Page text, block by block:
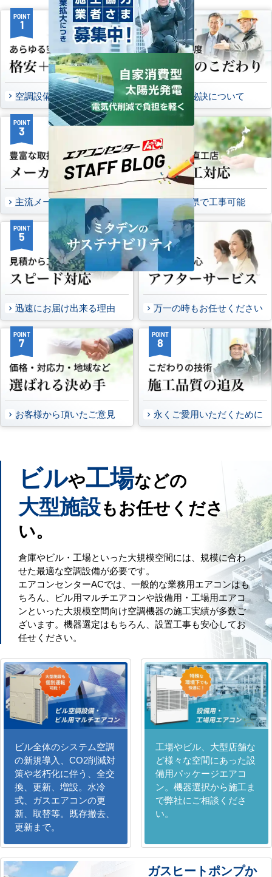
POINT
1
空調設備のご提案について
POINT
2
選ばれる秘訣について
POINT
3
主流メーカーを全取扱可能
4
47都道府県で工事可能
POINT
5
迅速にお届け出来る理由
POINT
6
万一の時もお任せください
POINT
7
お客様から頂いたご意見
POINT
8
永くご愛用いただくために
ビルや工場などの
大型施設もお任せくださ
い。
倉庫やビル・工場といった大規模空間には、規模に合わ
せた最適な空調設備が必要です。
エアコンセンターACでは、一般的な業務用エアコンはも
ちろん、ビル用マルチエアコンや設備用・工場用エアコ
ンといった大規模空間向け空調機器の施工実績が多数ご
ざいます。機器選定はもちろん、設置工事も安心してお
任せください。
ビル全体のシステム空調
の新規導入、CO2削減対
策や老朽化に伴う、全交
換、更新、増設。水冷
式、ガスエアコンの更
新、取替等。既存撤去、
更新まで。
工場やビル、大型店舗な
ど様々な空間にあった設
備用パッケージエアコ
ン。機器選択から施工ま
で弊社にご相談くださ
い。
ガスヒートポンプか